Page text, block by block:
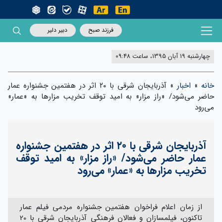
فرزند صبح دبیر دلیر
چهارشنبه 19 آبان 1395، ساعت 09:48
خانه » اخبار »
آذربایجان شرقی با ۲۰ اثر در هفتمین جشنواره عمار
حاضر می‌شود/ «راز مزار» به امید توقف تخریب مزارها به «عمار»
می‌رود
آذربایجان شرقی با ۲۰ اثر در هفتمین جشنواره
عمار حاضر می‌شود/ «راز مزار» به امید توقف
تخریب مزارها به «عمار» می‌رود
از زمان اعلام فراخوان هفتمین جشنواره مردمی فیلم عمار
تاکنون، فیلمسازان و فعالان فرهنگی آذربایجان شرقی با 20